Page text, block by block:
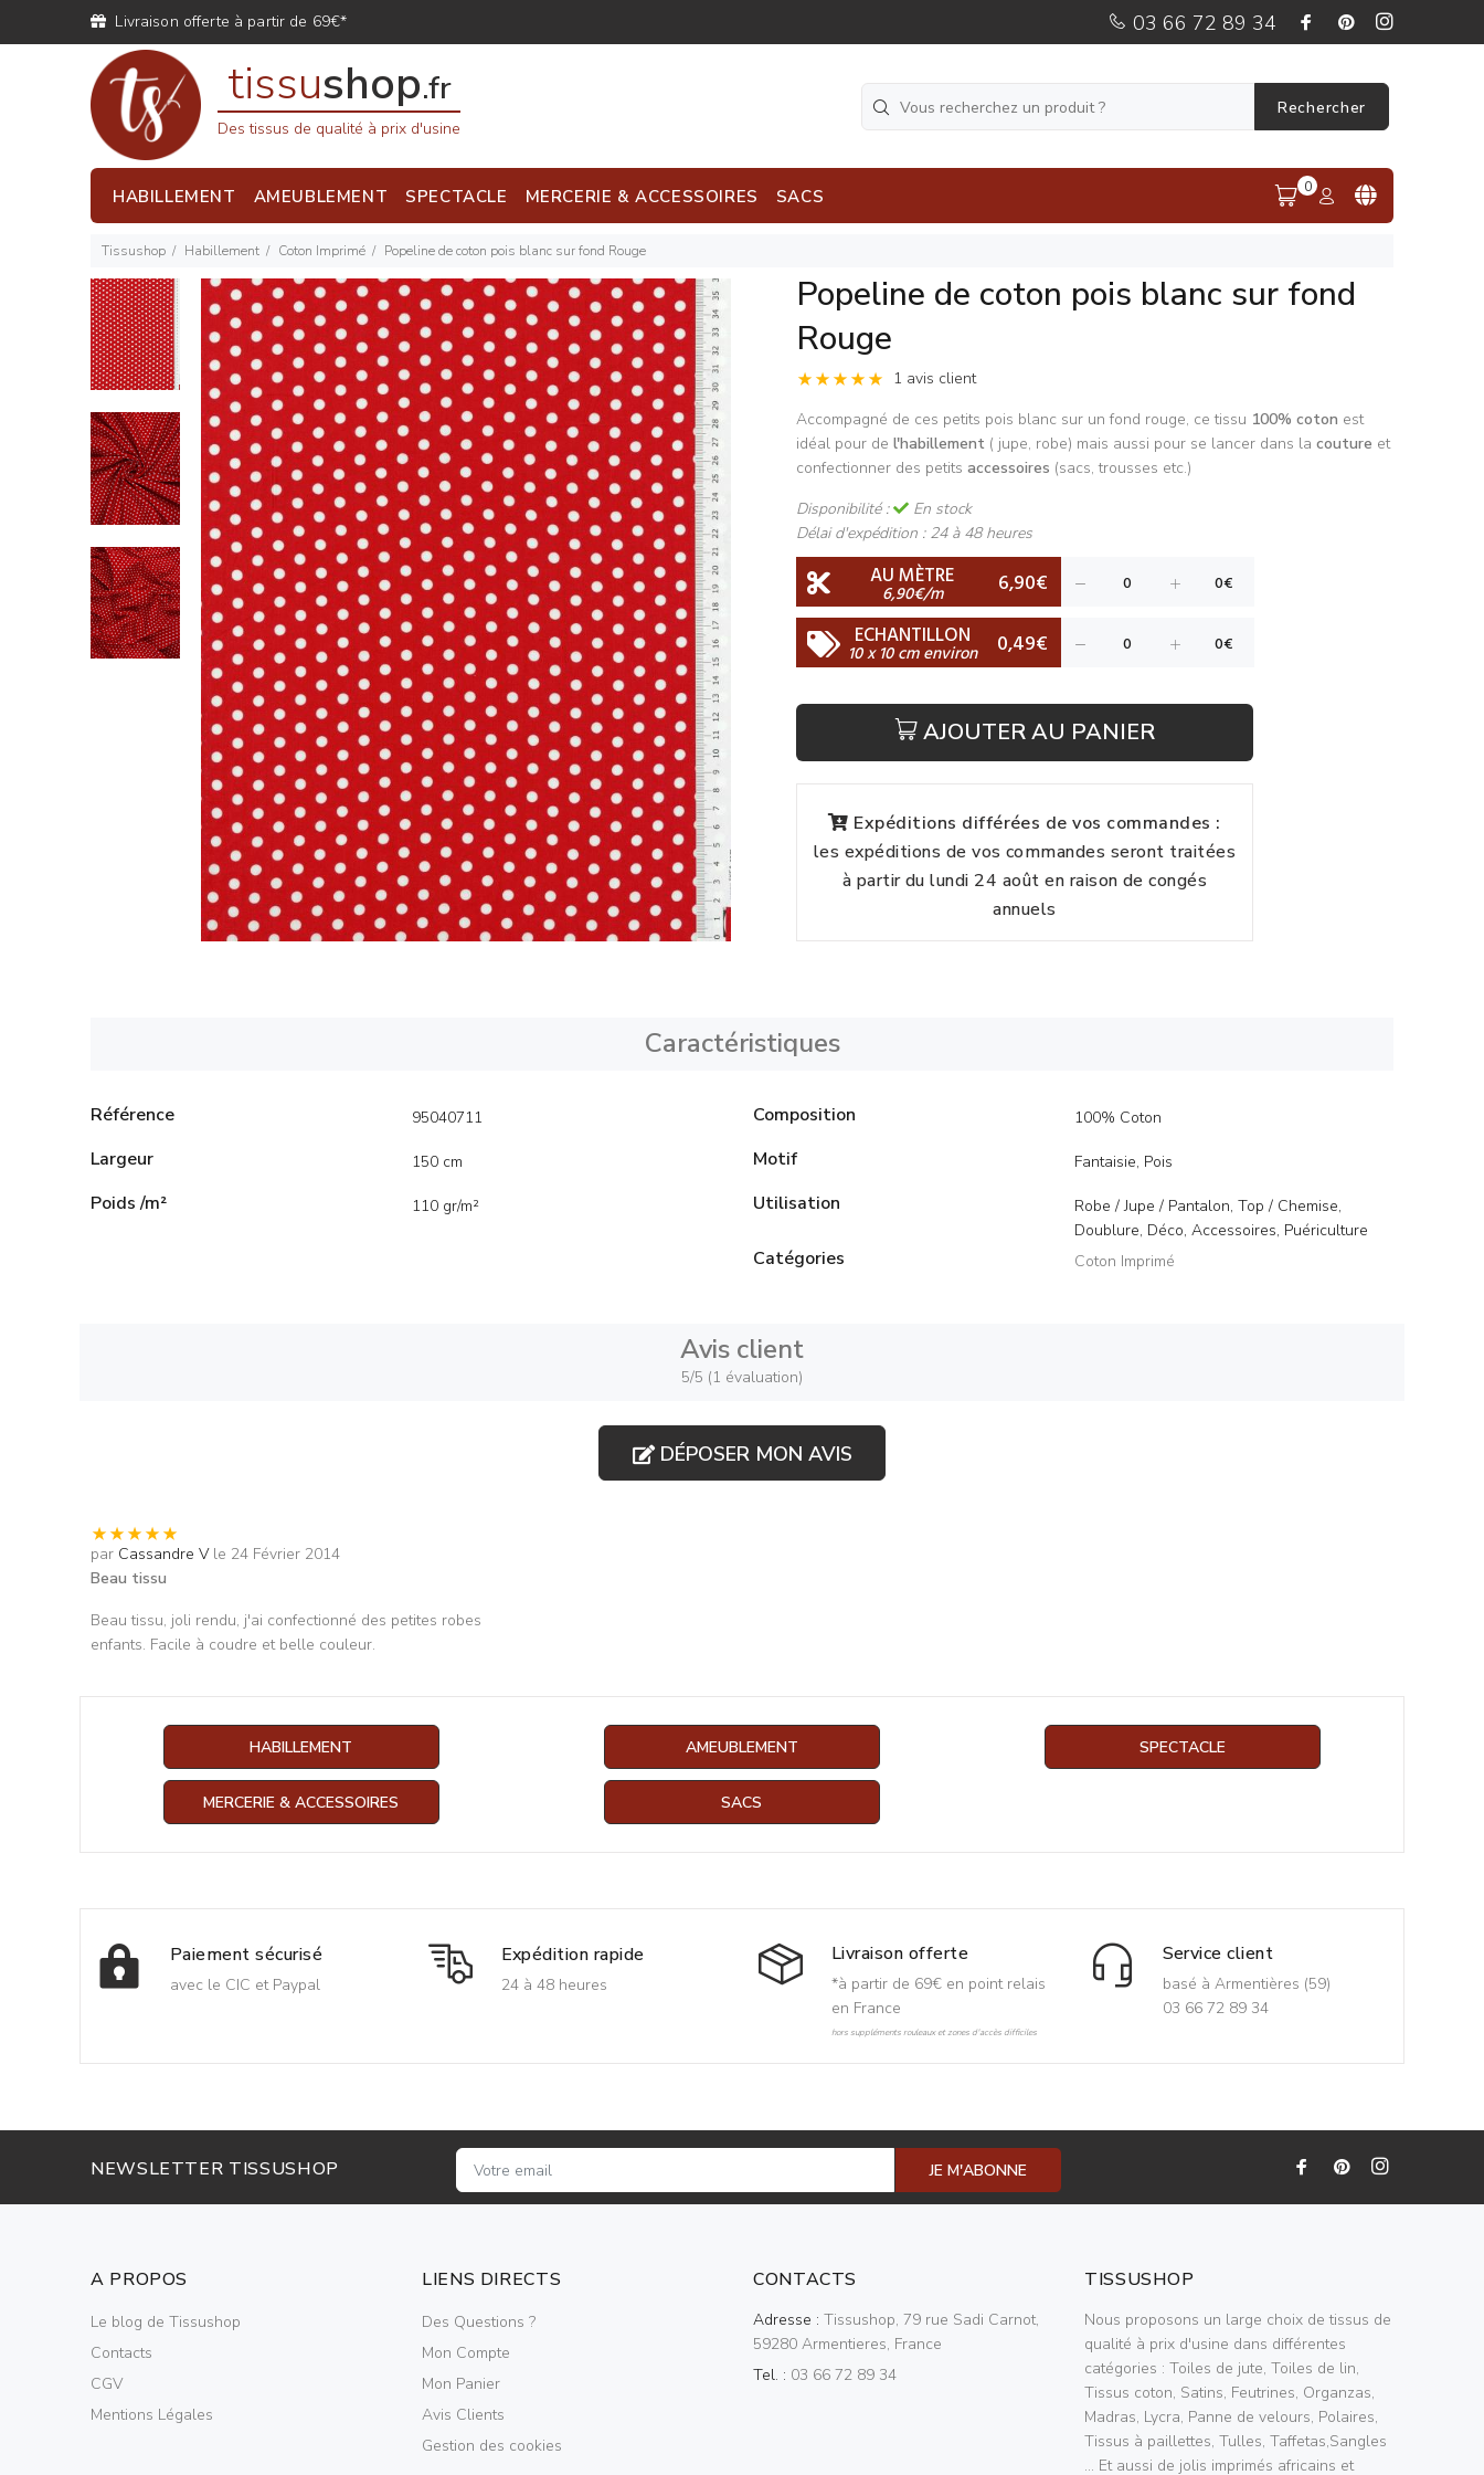
Livraison offerte à partir de 69€* 03 66 72 89 34
tissushop.fr
Des tissus de qualité à prix d'usine
Rechercher
HABILLEMENT AMEUBLEMENT SPECTACLE MERCERIE & ACCESSOIRES SACS 0
Tissushop Habillement Coton Imprimé Popeline de coton pois blanc sur fond Rouge
Popeline de coton pois blanc sur fond
Rouge
1 avis client
Accompagné de ces petits pois blanc sur un fond rouge, ce tissu 100% coton est
idéal pour de l'habillement ( jupe, robe) mais aussi pour se lancer dans la couture et
confectionner des petits accessoires (sacs, trousses etc.)
Disponibilité :
En stock
Délai d'expédition : 24 à 48 heures
AU MÈTRE
6,90€/m 6,90€
ECHANTILLON
10 x 10 cm environ 0,49€
AJOUTER AU PANIER
Expéditions différées de vos commandes :
les expéditions de vos commandes seront traitées
à partir du lundi 24 août en raison de congés
annuels
Caractéristiques
Référence 95040711
Largeur 150 cm
Poids /m² 110 gr/m²
Composition 100% Coton
Motif Fantaisie, Pois
Utilisation
Robe / Jupe / Pantalon, Top / Chemise,
Doublure, Déco, Accessoires, Puériculture
Catégories Coton Imprimé
Avis client
5/5 (1 évaluation)
DÉPOSER MON AVIS
par Cassandre V le 24 Février 2014
Beau tissu
Beau tissu, joli rendu, j'ai confectionné des petites robes
enfants. Facile à coudre et belle couleur.
HABILLEMENT AMEUBLEMENT SPECTACLE
MERCERIE & ACCESSOIRES SACS
Paiement sécurisé
avec le CIC et Paypal
Expédition rapide
24 à 48 heures
Livraison offerte
*à partir de 69€ en point relais
en France
hors suppléments rouleaux et zones d'accès difficiles
Service client
basé à Armentières (59)
03 66 72 89 34
NEWSLETTER TISSUSHOP JE M'ABONNE
A PROPOS
Le blog de Tissushop
Contacts
CGV
Mentions Légales
LIENS DIRECTS
Des Questions ?
Mon Compte
Mon Panier
Avis Clients
Gestion des cookies
CONTACTS
Adresse : Tissushop, 79 rue Sadi Carnot,
59280 Armentieres, France
Tel. : 03 66 72 89 34
TISSUSHOP
Nous proposons un large choix de tissus de
qualité à prix d'usine dans différentes
catégories : Toiles de jute, Toiles de lin,
Tissus coton, Satins, Feutrines, Organzas,
Madras, Lycra, Panne de velours, Polaires,
Tissus à paillettes, Tulles, Taffetas,Sangles
... Et aussi de jolis imprimés africains et